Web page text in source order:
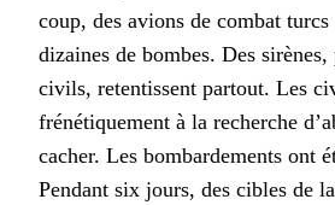
coup, des avions de combat
dizaines de bombes. Des
civils, retentissent partout. Les
frénétiquement à la recherche
cacher. Les bombardements ont
Pendant six jours, des cibles de